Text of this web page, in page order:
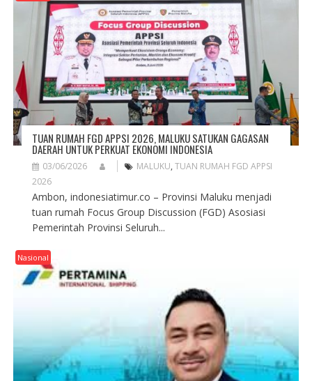
TUAN RUMAH FGD APPSI 2026, MALUKU SATUKAN GAGASAN
DAERAH UNTUK PERKUAT EKONOMI INDONESIA
03/06/2026 MALUKU, TUAN RUMAH FGD APPSI
2026
Ambon, indonesiatimur.co – Provinsi Maluku menjadi
tuan rumah Focus Group Discussion (FGD) Asosiasi
Pemerintah Provinsi Seluruh...
Nasional